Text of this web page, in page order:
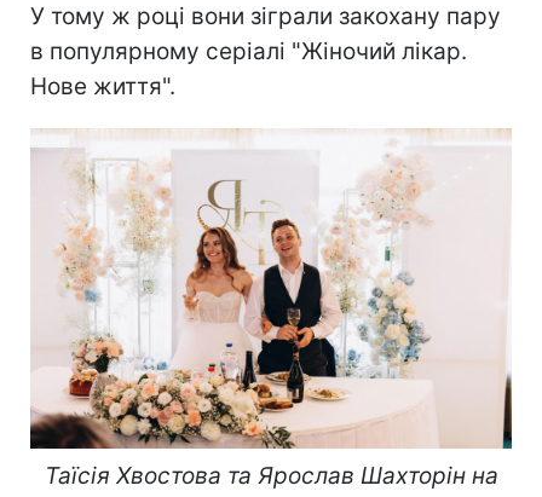
У тому ж році вони зіграли закохану пару
в популярному серіалі "Жіночий лікар.
Нове життя".
Таїсія Хвостова та Ярослав Шахторін на